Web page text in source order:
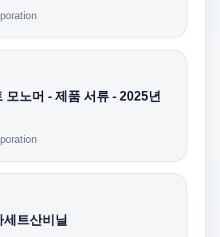
모노머 - 제품 서류 - 2025년
트산비닐